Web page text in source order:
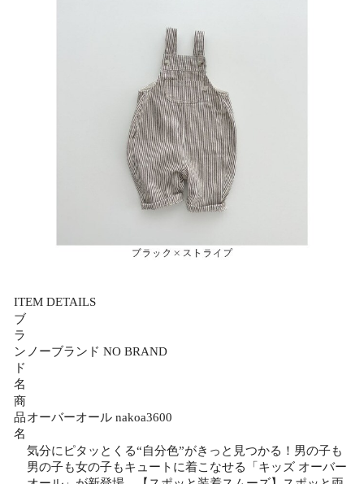
ITEM DETAILS
ブ
ラ
ン
ド
名
ノーブランド NO BRAND
商
品
名
オーバーオール nakoa3600
気分にピタッとくる“自分色”がきっと見つかる！男の子も
男の子も女の子もキュートに着こなせる「キッズ オーバー